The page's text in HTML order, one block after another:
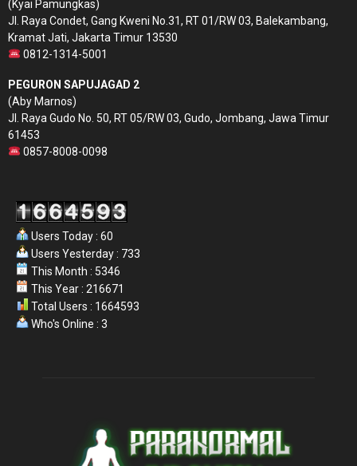
(Kyai Pamungkas)
Jl. Raya Condet, Gang Kweni No.31, RT 01/RW 03, Balekambang,
Kramat Jati, Jakarta Timur 13530
0812-1314-5001
PEGURON SAPUJAGAD 2
(Aby Marnos)
Jl. Raya Gudo No. 50, RT 05/RW 03, Gudo, Jombang, Jawa Timur
61453
0857-8008-0098
Users Today : 60
Users Yesterday : 733
This Month : 5346
This Year : 216671
Total Users : 1664593
Who's Online : 3